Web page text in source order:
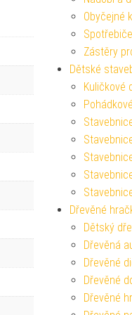
Obyčejné
Zástěry
Dětské
Kuličkové
Dřevěné
Dětský
Dřevěná
Dřevěné
Dřevěné
Dřevěné